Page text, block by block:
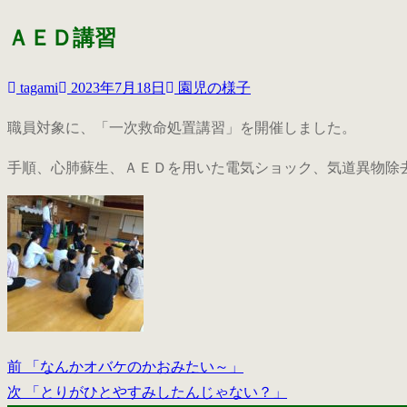
ＡＥＤ講習
tagami 2023年7月18日 園児の様子
職員対象に、「一次救命処置講習」を開催しました。
手順、心肺蘇生、ＡＥＤを用いた電気ショック、気道異物除
投
前
前
の
「なんかオバケのかおみたい～」
次
次
「とりがひとやすみしたんじゃない？」